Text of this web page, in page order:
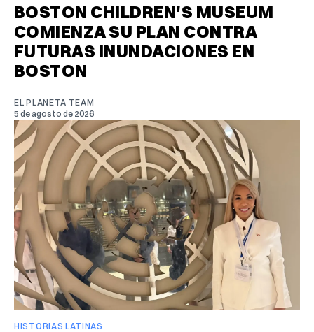
BOSTON CHILDREN'S MUSEUM
COMIENZA SU PLAN CONTRA
FUTURAS INUNDACIONES EN
BOSTON
EL PLANETA TEAM
5 de agosto de 2026
HISTORIAS LATINAS